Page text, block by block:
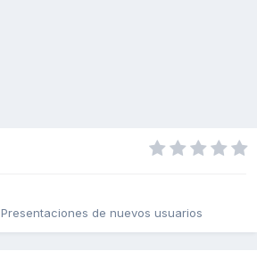
Presentaciones de nuevos usuarios